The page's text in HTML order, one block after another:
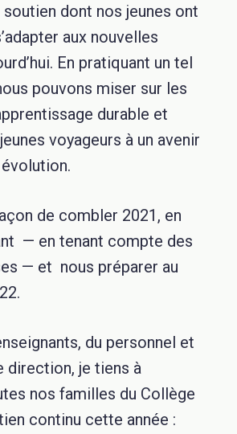
dont nos jeunes ont
aux nouvelles
En pratiquant un tel
pouvons miser sur les
durable et
voyageurs à un avenir
de combler 2021, en
— en tenant compte des
— et nous préparer au
du personnel et
direction, je tiens à
nos familles du Collège
continu cette année :